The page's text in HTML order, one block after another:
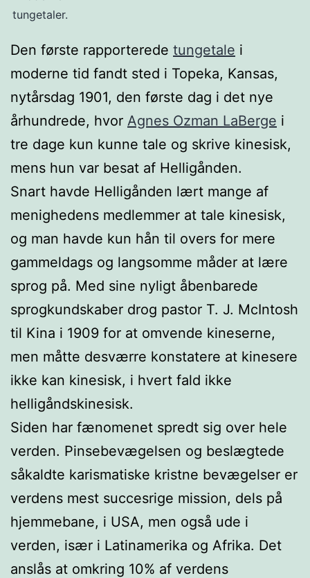
tungetaler.
Den første rapporterede tungetale i
moderne tid fandt sted i Topeka, Kansas,
nytårsdag 1901, den første dag i det nye
århundrede, hvor Agnes Ozman LaBerge i
tre dage kun kunne tale og skrive kinesisk,
mens hun var besat af Helligånden.
Snart havde Helligånden lært mange af
menighedens medlemmer at tale kinesisk,
og man havde kun hån til overs for mere
gammeldags og langsomme måder at lære
sprog på. Med sine nyligt åbenbarede
sprogkundskaber drog pastor T. J. McIntosh
til Kina i 1909 for at omvende kineserne,
men måtte desværre konstatere at kinesere
ikke kan kinesisk, i hvert fald ikke
helligåndskinesisk.
Siden har fænomenet spredt sig over hele
verden. Pinsebevægelsen og beslægtede
såkaldte karismatiske kristne bevægelser er
verdens mest succesrige mission, dels på
hjemmebane, i USA, men også ude i
verden, især i Latinamerika og Afrika. Det
anslås at omkring 10% af verdens